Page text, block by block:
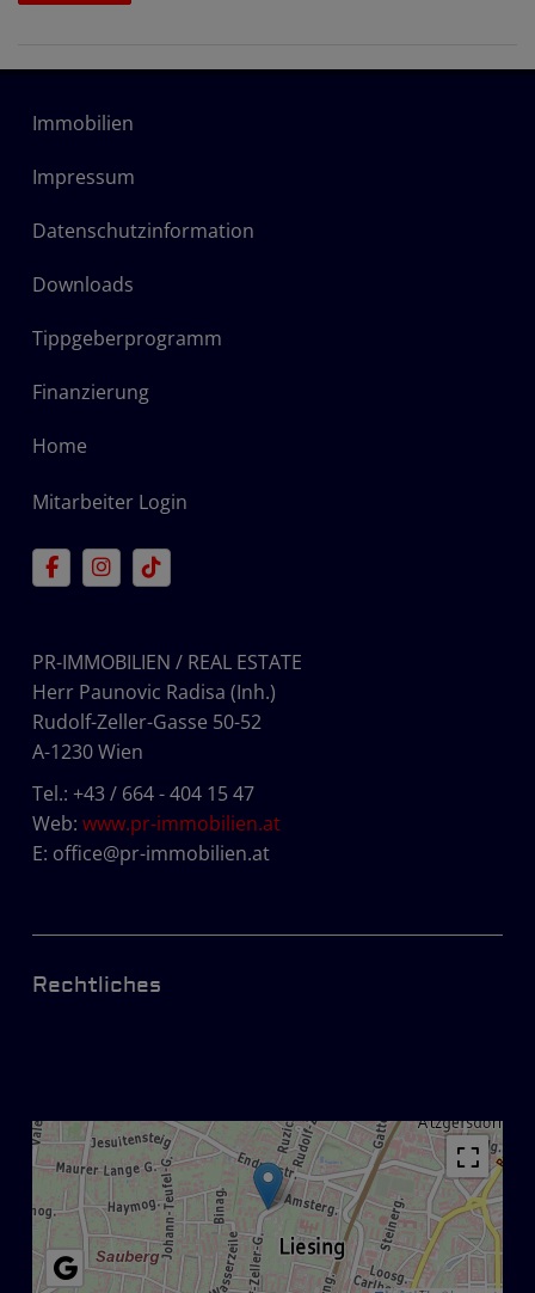
Immobilien
Impressum
Datenschutzinformation
Downloads
Tippgeberprogramm
Finanzierung
Home
Mitarbeiter Login
PR-IMMOBILIEN / REAL ESTATE
Herr Paunovic Radisa (Inh.)
Rudolf-Zeller-Gasse 50-52
A-1230 Wien
Tel.: +43 / 664 - 404 15 47
Web: www.pr-immobilien.at
E: office@pr-immobilien.at
Rechtliches